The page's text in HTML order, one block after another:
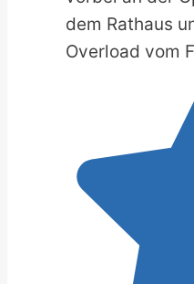
dem Rathaus
Overload vom